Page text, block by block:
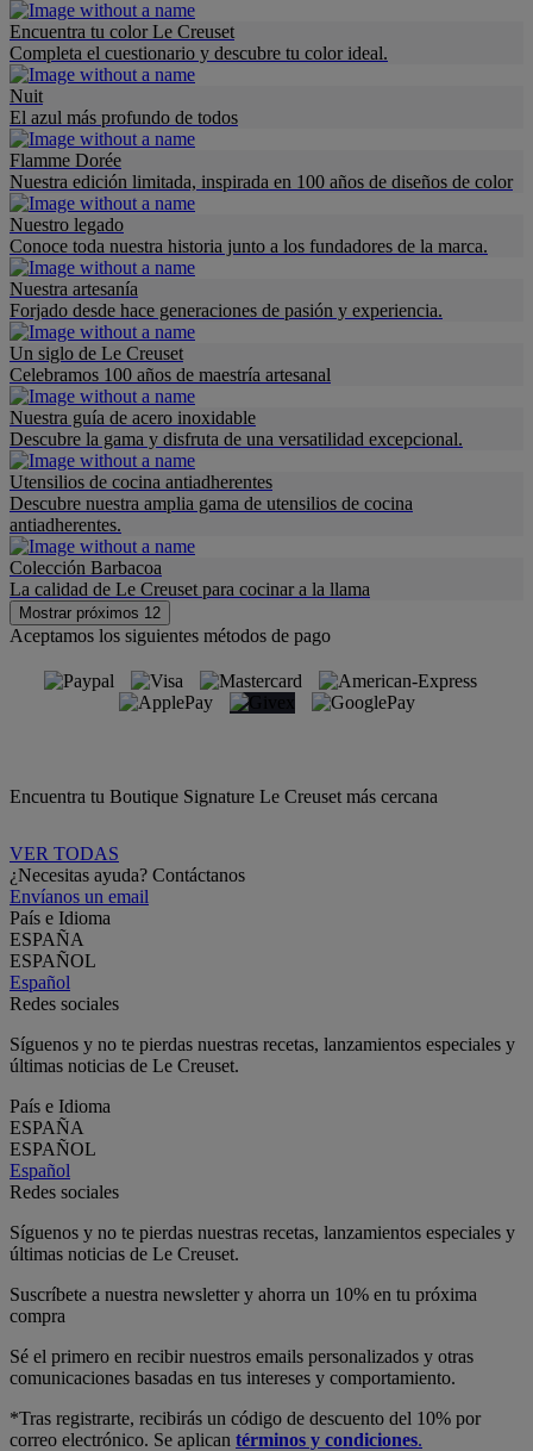
Encuentra tu color Le Creuset
Completa el cuestionario y descubre tu color ideal.
Nuit
El azul más profundo de todos
Flamme Dorée
Nuestra edición limitada, inspirada en 100 años de diseños de color
Nuestro legado
Conoce toda nuestra historia junto a los fundadores de la marca.
Nuestra artesanía
Forjado desde hace generaciones de pasión y experiencia.
Un siglo de Le Creuset
Celebramos 100 años de maestría artesanal
Nuestra guía de acero inoxidable
Descubre la gama y disfruta de una versatilidad excepcional.
Utensilios de cocina antiadherentes
Descubre nuestra amplia gama de utensilios de cocina
antiadherentes.
Colección Barbacoa
La calidad de Le Creuset para cocinar a la llama
Mostrar próximos 12
Aceptamos los siguientes métodos de pago
Encuentra tu Boutique Signature Le Creuset más cercana
VER TODAS
¿Necesitas ayuda? Contáctanos
Envíanos un email
País e Idioma
ESPAÑA
ESPAÑOL
Español
Redes sociales
Síguenos y no te pierdas nuestras recetas, lanzamientos especiales y
últimas noticias de Le Creuset.
País e Idioma
ESPAÑA
ESPAÑOL
Español
Redes sociales
Síguenos y no te pierdas nuestras recetas, lanzamientos especiales y
últimas noticias de Le Creuset.
Suscríbete a nuestra newsletter y ahorra un 10% en tu próxima
compra
Sé el primero en recibir nuestros emails personalizados y otras
comunicaciones basadas en tus intereses y comportamiento.
*Tras registrarte, recibirás un código de descuento del 10% por
correo electrónico. Se aplican términos y condiciones.